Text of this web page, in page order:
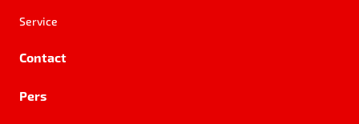
Service
Contact
Pers